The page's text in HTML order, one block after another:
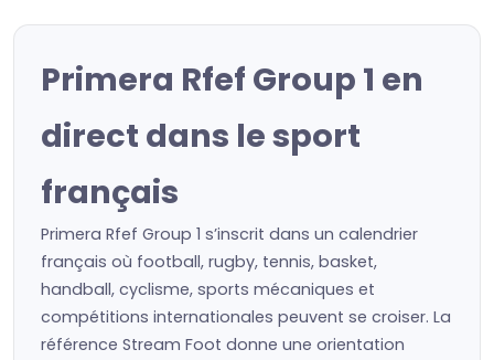
Primera Rfef Group 1 en
direct dans le sport
français
Primera Rfef Group 1 s’inscrit dans un calendrier
français où football, rugby, tennis, basket,
handball, cyclisme, sports mécaniques et
compétitions internationales peuvent se croiser. La
référence Stream Foot donne une orientation